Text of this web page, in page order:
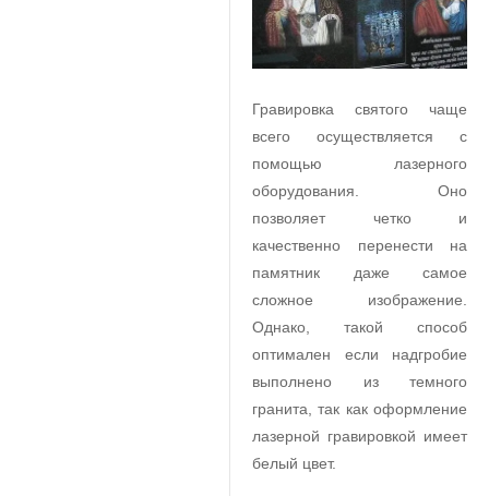
Гравировка святого чаще
всего осуществляется с
помощью лазерного
оборудования. Оно
позволяет четко и
качественно перенести на
памятник даже самое
сложное изображение.
Однако, такой способ
оптимален если надгробие
выполнено из темного
гранита, так как оформление
лазерной гравировкой имеет
белый цвет.